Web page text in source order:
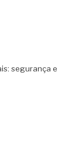
segurança e